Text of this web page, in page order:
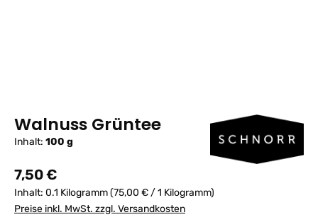
Walnuss Grüntee
Inhalt: 100 g
Regulärer Preis:
7,50 €
Inhalt: 0.1 Kilogramm(75,00 € / 1 Kilogramm)
Preise inkl. MwSt. zzgl. Versandkosten